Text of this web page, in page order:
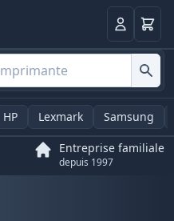
Panier
HP Lexmark Samsung
Entreprise familiale
depuis 1997